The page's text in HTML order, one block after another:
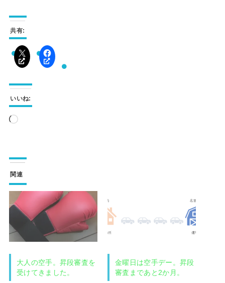
共有:
いいね:
読
中…
関連
大人の空手。昇段審査を
受けてきました。
金曜日は空手デー。昇段
審査まであと2か月。